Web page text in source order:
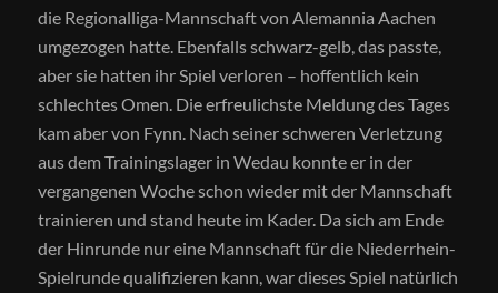
die Regionalliga-Mannschaft von Alemannia Aachen
umgezogen hatte. Ebenfalls schwarz-gelb, das passte,
aber sie hatten ihr Spiel verloren – hoffentlich kein
schlechtes Omen. Die erfreulichste Meldung des Tages
kam aber von Fynn. Nach seiner schweren Verletzung
aus dem Trainingslager in Wedau konnte er in der
vergangenen Woche schon wieder mit der Mannschaft
trainieren und stand heute im Kader. Da sich am Ende
der Hinrunde nur eine Mannschaft für die Niederrhein-
Spielrunde qualifizieren kann, war dieses Spiel natürlich